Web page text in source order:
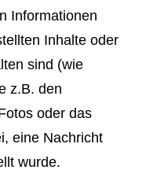
Informationen
Inhalte oder
sind (wie
z.B. den
oder das
eine Nachricht
wurde.